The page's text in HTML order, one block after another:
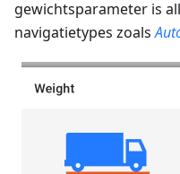
gewichtsparameter is
navigatietypes zoals